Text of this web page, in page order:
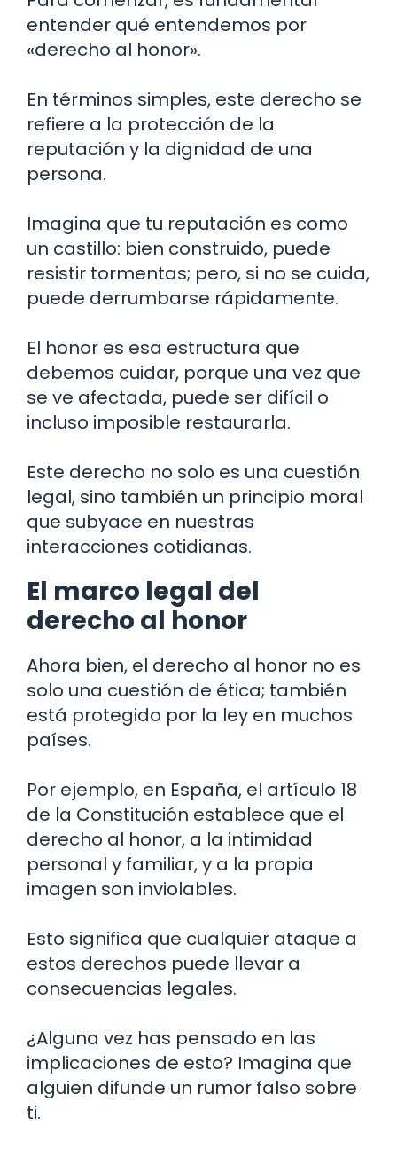
entender qué entendemos por
«derecho al honor».
En términos simples, este derecho se
refiere a la protección de la
reputación y la dignidad de una
persona.
Imagina que tu reputación es como
un castillo: bien construido, puede
resistir tormentas; pero, si no se cuida,
puede derrumbarse rápidamente.
El honor es esa estructura que
debemos cuidar, porque una vez que
se ve afectada, puede ser difícil o
incluso imposible restaurarla.
Este derecho no solo es una cuestión
legal, sino también un principio moral
que subyace en nuestras
interacciones cotidianas.
El marco legal del
derecho al honor
Ahora bien, el derecho al honor no es
solo una cuestión de ética; también
está protegido por la ley en muchos
países.
Por ejemplo, en España, el artículo 18
de la Constitución establece que el
derecho al honor, a la intimidad
personal y familiar, y a la propia
imagen son inviolables.
Esto significa que cualquier ataque a
estos derechos puede llevar a
consecuencias legales.
¿Alguna vez has pensado en las
implicaciones de esto? Imagina que
alguien difunde un rumor falso sobre
ti.